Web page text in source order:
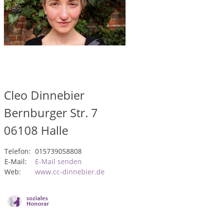
Cleo Dinnebier
Bernburger Str. 7
06108 Halle
Telefon: 015739058808
E-Mail:
E-Mail senden
Web:
www.cc-dinnebier.de